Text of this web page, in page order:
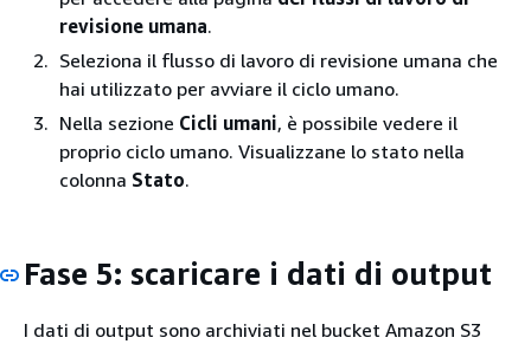
revisione umana.
Seleziona il flusso di lavoro di revisione umana che
hai utilizzato per avviare il ciclo umano.
Nella sezione Cicli umani, è possibile vedere il
proprio ciclo umano. Visualizzane lo stato nella
colonna Stato.
Fase 5: scaricare i dati di output
I dati di output sono archiviati nel bucket Amazon S3